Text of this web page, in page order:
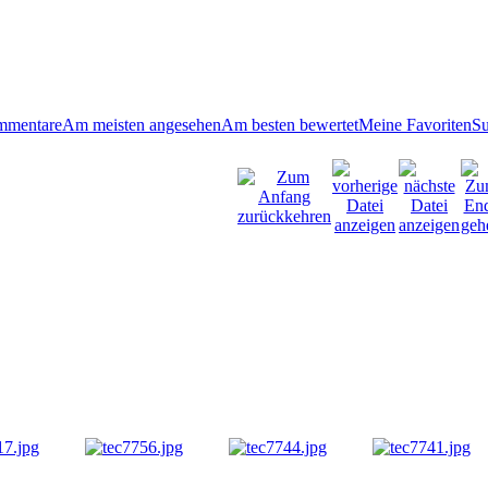
Am meisten angesehenAm besten bewertetMeine Favoriten